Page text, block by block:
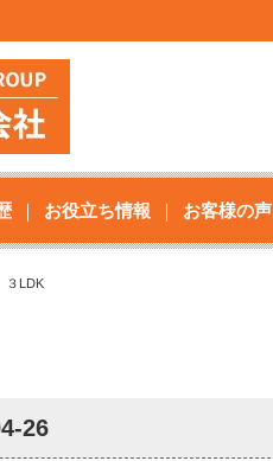
お役立ち情報 お客様の声
LDK
26